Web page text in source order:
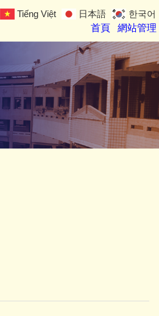
Tiếng Việt 日本語
한국어
首頁
網站管理